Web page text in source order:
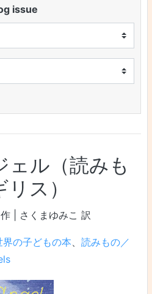
issue
ェル（読みも
ス）
| さくまゆみこ 訳
の子どもの本、 読みもの／